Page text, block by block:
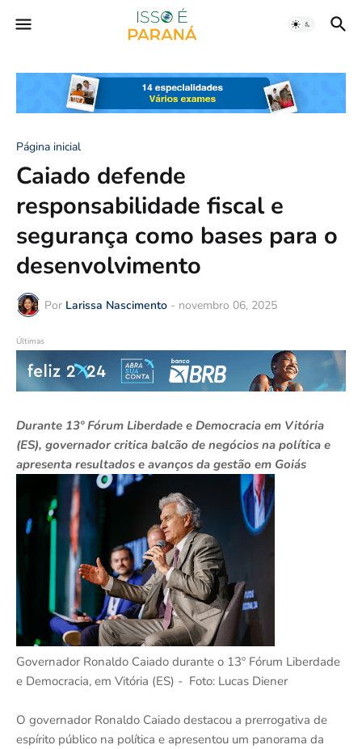
Página inicial
Caiado defende
responsabilidade fiscal e
segurança como bases para o
desenvolvimento
Por Larissa Nascimento - novembro 06, 2025
Últimas
Durante 13º Fórum Liberdade e Democracia em Vitória
(ES), governador critica balcão de negócios na política e
apresenta resultados e avanços da gestão em Goiás
Governador Ronaldo Caiado durante o 13º Fórum Liberdade
e Democracia, em Vitória (ES) - Foto: Lucas Diener
O governador Ronaldo Caiado destacou a prerrogativa de
espírito público na política e apresentou um panorama da